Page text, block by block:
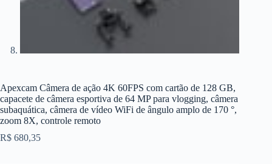
Apexcam Câmera de ação 4K 60FPS com cartão de 128 GB,
capacete de câmera esportiva de 64 MP para vlogging, câmera
subaquática, câmera de vídeo WiFi de ângulo amplo de 170 °,
zoom 8X, controle remoto
R$ 680,35